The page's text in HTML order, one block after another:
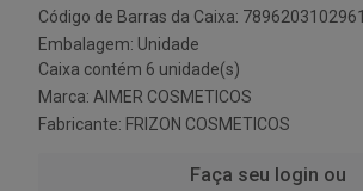
Código de Barras da Caixa: 7896203102961
Embalagem: Unidade
Caixa contém 6 unidade(s)
Marca: AIMER COSMETICOS
Fabricante: FRIZON COSMETICOS
Faça seu login ou